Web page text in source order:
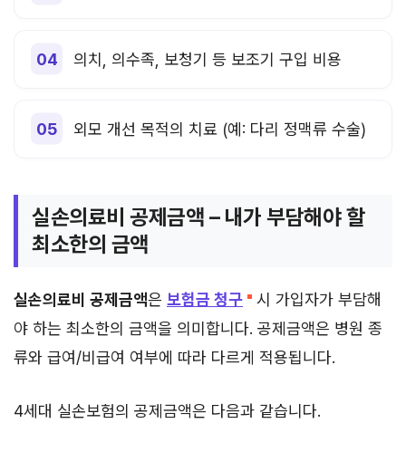
의치, 의수족, 보청기 등 보조기 구입 비용
외모 개선 목적의 치료 (예: 다리 정맥류 수술)
실손의료비 공제금액 – 내가 부담해야 할
최소한의 금액
실손의료비 공제금액은 보험금 청구
시 가입자가 부담해
야 하는 최소한의 금액을 의미합니다. 공제금액은 병원 종
류와 급여/비급여 여부에 따라 다르게 적용됩니다.
4세대 실손보험의 공제금액은 다음과 같습니다.